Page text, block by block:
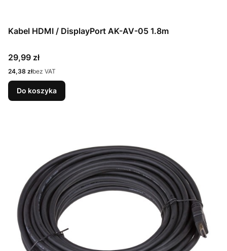
Kabel HDMI / DisplayPort AK-AV-05 1.8m
Cena
29,99 zł
Cena
24,38 złbez VAT
Do koszyka